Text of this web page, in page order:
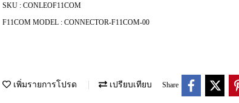
SKU : CONLEOF11COM
F11COM MODEL : CONNECTOR-F11COM-00
เพิ่มรายการโปรด เปรียบเทียบ Share